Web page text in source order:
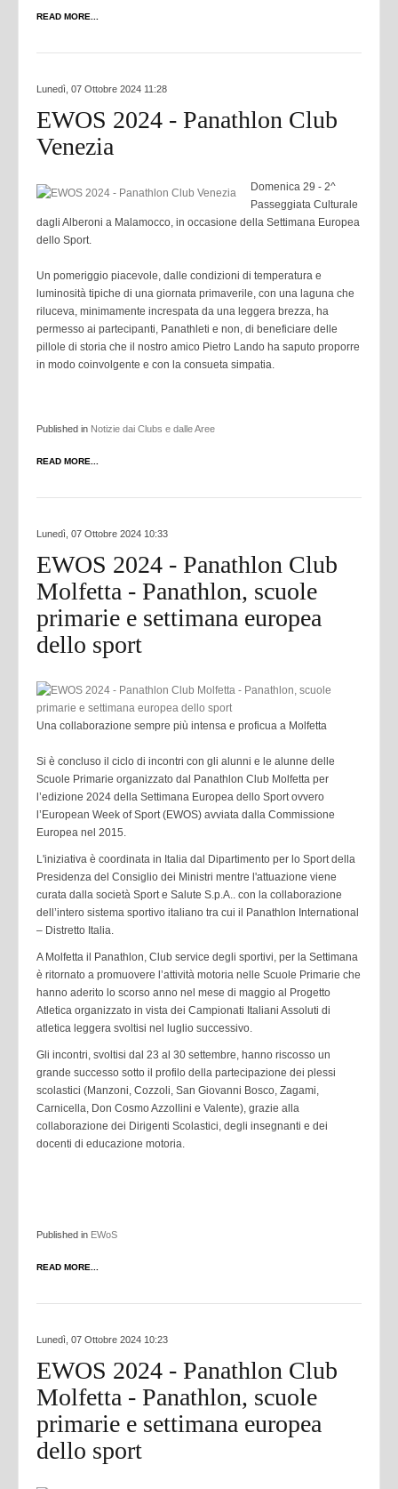
READ MORE...
Lunedì, 07 Ottobre 2024 11:28
EWOS 2024 - Panathlon Club
Venezia
Domenica 29 - 2^
Passeggiata Culturale
dagli Alberoni a Malamocco, in occasione della Settimana Europea
dello Sport.
Un pomeriggio piacevole, dalle condizioni di temperatura e
luminosità tipiche di una giornata primaverile, con una laguna che
riluceva, minimamente increspata da una leggera brezza, ha
permesso ai partecipanti, Panathleti e non, di beneficiare delle
pillole di storia che il nostro amico Pietro Lando ha saputo proporre
in modo coinvolgente e con la consueta simpatia.
Published in Notizie dai Clubs e dalle Aree
READ MORE...
Lunedì, 07 Ottobre 2024 10:33
EWOS 2024 - Panathlon Club
Molfetta - Panathlon, scuole
primarie e settimana europea
dello sport
Una collaborazione sempre più intensa e proficua a Molfetta
Si è concluso il ciclo di incontri con gli alunni e le alunne delle
Scuole Primarie organizzato dal Panathlon Club Molfetta per
l’edizione 2024 della Settimana Europea dello Sport ovvero
l’European Week of Sport (EWOS) avviata dalla Commissione
Europea nel 2015.
L'iniziativa è coordinata in Italia dal Dipartimento per lo Sport della
Presidenza del Consiglio dei Ministri mentre l'attuazione viene
curata dalla società Sport e Salute S.p.A.. con la collaborazione
dell’intero sistema sportivo italiano tra cui il Panathlon International
– Distretto Italia.
A Molfetta il Panathlon, Club service degli sportivi, per la Settimana
è ritornato a promuovere l’attività motoria nelle Scuole Primarie che
hanno aderito lo scorso anno nel mese di maggio al Progetto
Atletica organizzato in vista dei Campionati Italiani Assoluti di
atletica leggera svoltisi nel luglio successivo.
Gli incontri, svoltisi dal 23 al 30 settembre, hanno riscosso un
grande successo sotto il profilo della partecipazione dei plessi
scolastici (Manzoni, Cozzoli, San Giovanni Bosco, Zagami,
Carnicella, Don Cosmo Azzollini e Valente), grazie alla
collaborazione dei Dirigenti Scolastici, degli insegnanti e dei
docenti di educazione motoria.
Published in EWoS
READ MORE...
Lunedì, 07 Ottobre 2024 10:23
EWOS 2024 - Panathlon Club
Molfetta - Panathlon, scuole
primarie e settimana europea
dello sport